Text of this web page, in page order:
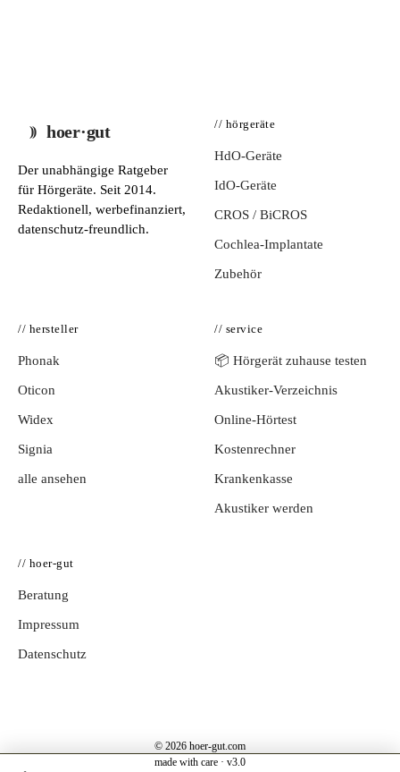
hoer·gut
Der unabhängige Ratgeber
für Hörgeräte. Seit 2014.
Redaktionell, werbefinanziert,
datenschutz-freundlich.
// hörgeräte
HdO-Geräte
IdO-Geräte
CROS / BiCROS
Cochlea-Implantate
Zubehör
// hersteller
Phonak
Oticon
Widex
Signia
alle ansehen
// service
📦 Hörgerät zuhause testen
Akustiker-Verzeichnis
Online-Hörtest
Kostenrechner
Krankenkasse
Akustiker werden
// hoer-gut
Beratung
Impressum
Datenschutz
© 2026 hoer-gut.com
made with care · v3.0